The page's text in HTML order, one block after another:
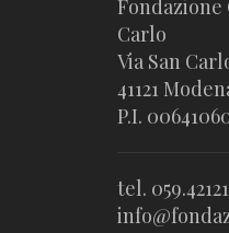
Fondazione
Carlo
Via San
41121
P.I.
tel.